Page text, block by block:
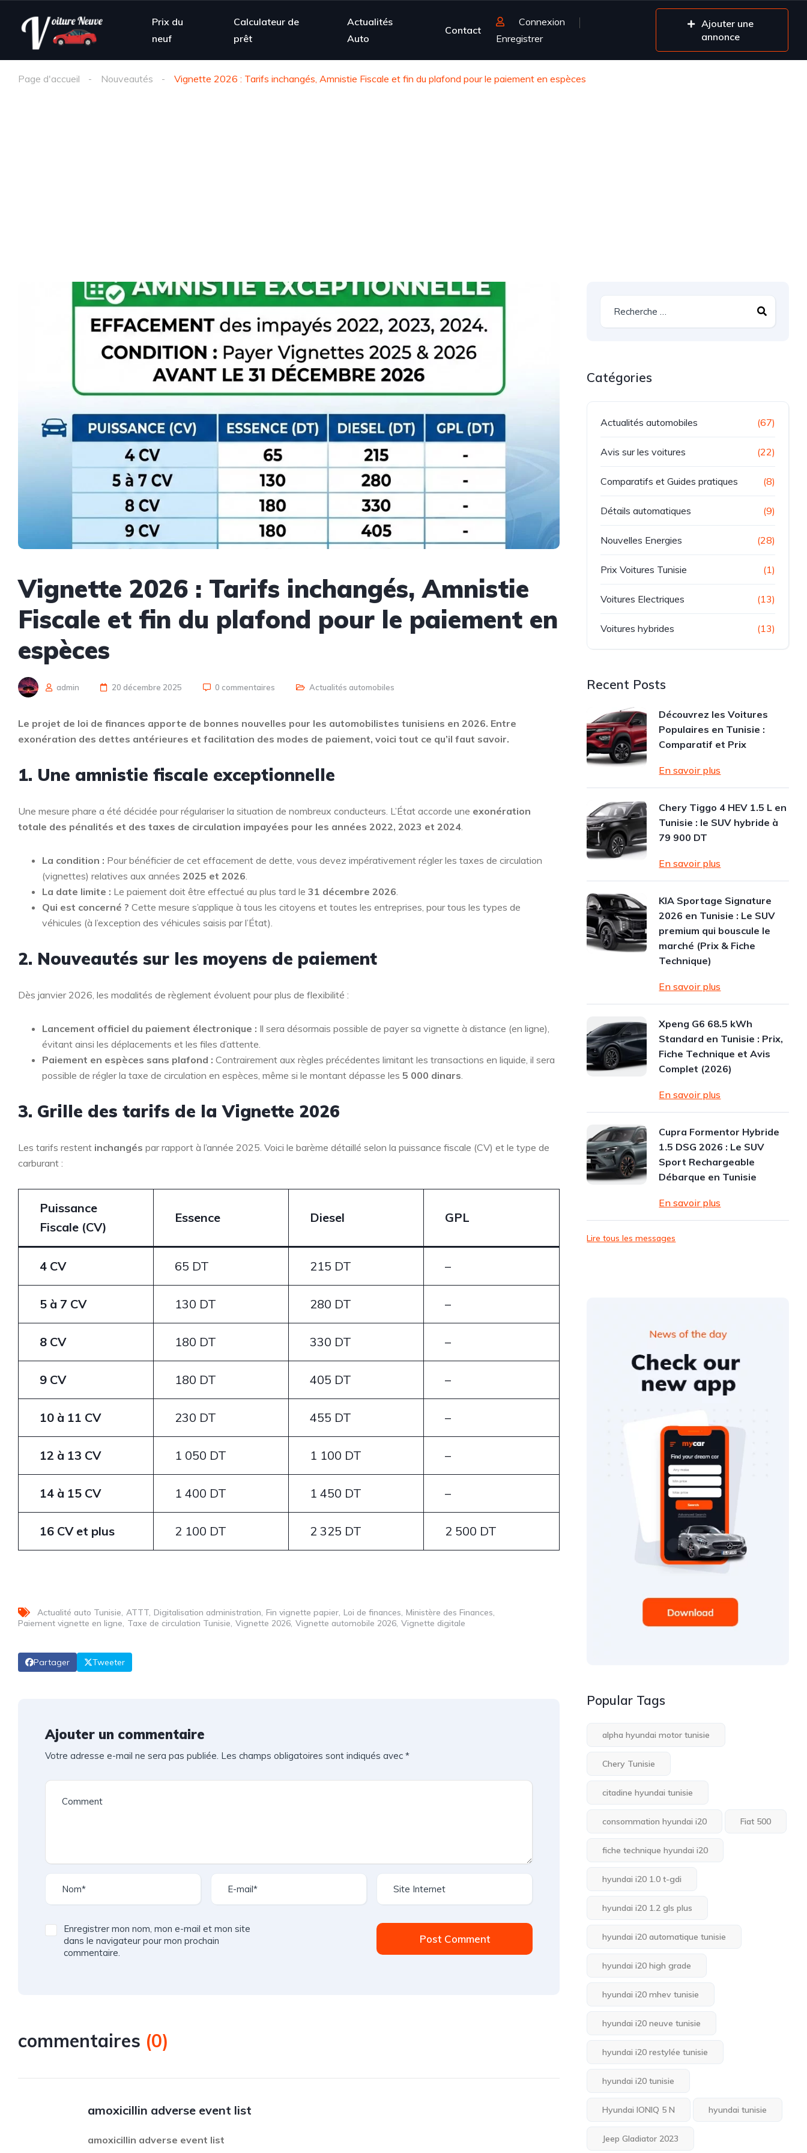
Prix du
neuf
Calculateur de
prêt
Actualités
Auto
Contact
Connexion
Enregistrer
Ajouter une
annonce
Page d'accueil Nouveautés Vignette 2026 : Tarifs inchangés, Amnistie Fiscale et fin du plafond pour le paiement en espèces
Vignette 2026 : Tarifs inchangés, Amnistie
Fiscale et fin du plafond pour le paiement en
espèces
admin 20 décembre 2025 0 commentaires Actualités automobiles
Le projet de loi de finances apporte de bonnes nouvelles pour les automobilistes tunisiens en 2026. Entre
exonération des dettes antérieures et facilitation des modes de paiement, voici tout ce qu’il faut savoir.
1. Une amnistie fiscale exceptionnelle
Une mesure phare a été décidée pour régulariser la situation de nombreux conducteurs. L’État accorde une exonération
totale des pénalités et des taxes de circulation impayées pour les années 2022, 2023 et 2024.
La condition : Pour bénéficier de cet effacement de dette, vous devez impérativement régler les taxes de circulation
(vignettes) relatives aux années 2025 et 2026.
La date limite : Le paiement doit être effectué au plus tard le 31 décembre 2026.
Qui est concerné ? Cette mesure s’applique à tous les citoyens et toutes les entreprises, pour tous les types de
véhicules (à l’exception des véhicules saisis par l’État).
2. Nouveautés sur les moyens de paiement
Dès janvier 2026, les modalités de règlement évoluent pour plus de flexibilité :
Lancement officiel du paiement électronique : Il sera désormais possible de payer sa vignette à distance (en ligne),
évitant ainsi les déplacements et les files d’attente.
Paiement en espèces sans plafond : Contrairement aux règles précédentes limitant les transactions en liquide, il sera
possible de régler la taxe de circulation en espèces, même si le montant dépasse les 5 000 dinars.
3. Grille des tarifs de la Vignette 2026
Les tarifs restent inchangés par rapport à l’année 2025. Voici le barème détaillé selon la puissance fiscale (CV) et le type de
carburant :
Puissance
Fiscale (CV)
Essence Diesel GPL
4 CV 65 DT 215 DT –
5 à 7 CV 130 DT 280 DT –
8 CV 180 DT 330 DT –
9 CV 180 DT 405 DT –
10 à 11 CV 230 DT 455 DT –
12 à 13 CV 1 050 DT 1 100 DT –
14 à 15 CV 1 400 DT 1 450 DT –
16 CV et plus 2 100 DT 2 325 DT 2 500 DT
Actualité auto Tunisie ATTT Digitalisation administration Fin vignette papier Loi de finances Ministère des Finances
Paiement vignette en ligne Taxe de circulation Tunisie Vignette 2026 Vignette automobile 2026 Vignette digitale
Partager Tweeter
Ajouter un commentaire
Votre adresse e-mail ne sera pas publiée. Les champs obligatoires sont indiqués avec *
Enregistrer mon nom, mon e-mail et mon site
dans le navigateur pour mon prochain
commentaire.
Post Comment
commentaires (0)
amoxicillin adverse event list
amoxicillin adverse event list
Catégories
Actualités automobiles (67)
Avis sur les voitures (22)
Comparatifs et Guides pratiques (8)
Détails automatiques (9)
Nouvelles Energies (28)
Prix Voitures Tunisie (1)
Voitures Electriques (13)
Voitures hybrides (13)
Recent Posts
Découvrez les Voitures
Populaires en Tunisie :
Comparatif et Prix
En savoir plus
Chery Tiggo 4 HEV 1.5 L en
Tunisie : le SUV hybride à
79 900 DT
En savoir plus
KIA Sportage Signature
2026 en Tunisie : Le SUV
premium qui bouscule le
marché (Prix & Fiche
Technique)
En savoir plus
Xpeng G6 68.5 kWh
Standard en Tunisie : Prix,
Fiche Technique et Avis
Complet (2026)
En savoir plus
Cupra Formentor Hybride
1.5 DSG 2026 : Le SUV
Sport Rechargeable
Débarque en Tunisie
En savoir plus
Lire tous les messages
Popular Tags
alpha hyundai motor tunisie
Chery Tunisie
citadine hyundai tunisie
consommation hyundai i20 Fiat 500
fiche technique hyundai i20
hyundai i20 1.0 t-gdi
hyundai i20 1.2 gls plus
hyundai i20 automatique tunisie
hyundai i20 high grade
hyundai i20 mhev tunisie
hyundai i20 neuve tunisie
hyundai i20 restylée tunisie
hyundai i20 tunisie
Hyundai IONIQ 5 N hyundai tunisie
Jeep Gladiator 2023